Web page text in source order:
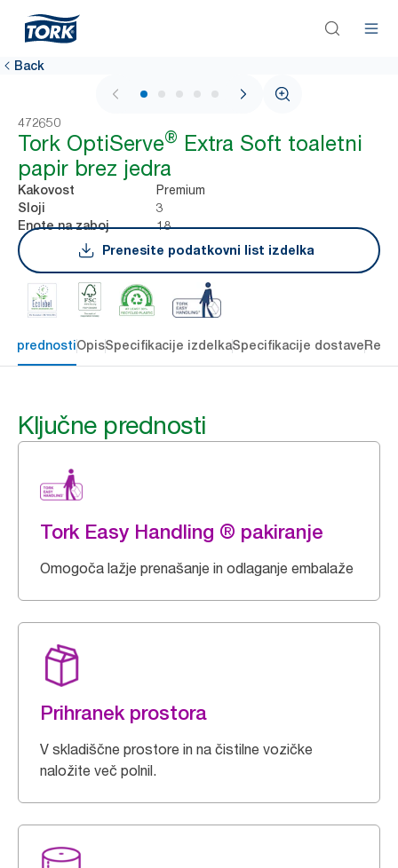
Back
1 / 5
472650
Tork OptiServe® Extra Soft toaletni
papir brez jedra
Kakovost Premium
Sloji 3
Enote na zaboj
18
Prenesite podatkovni list izdelka
prednostiOpisSpecifikacije izdelkaSpecifikacije dostave
Ključne prednosti
Tork Easy Handling ® pakiranje
Omogoča lažje prenašanje in odlaganje embalaže
Prihranek prostora
V skladiščne prostore in na čistilne vozičke
naložite več polnil.